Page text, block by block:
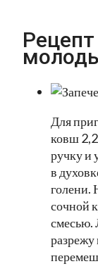
Для
ковш
ручку и
в
голени.
сочной
смесью.